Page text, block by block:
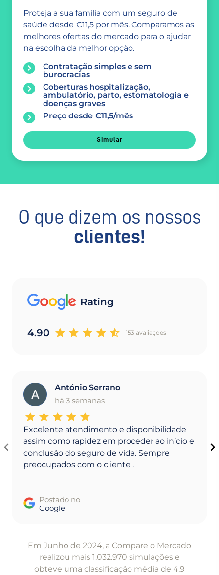
Proteja a sua familia com um seguro de
saúde desde €11,5 por mês. Comparamos as
melhores ofertas do mercado para o ajudar
na escolha da melhor opção.
Contratação simples e sem
burocracias
Coberturas hospitalização,
ambulatório, parto, estomatologia e
doenças graves
Preço desde €11,5/mês
Simular
O que dizem os nossos
clientes!
Rating
4.90 153 avaliaçoes
A
António Serrano
há 3 semanas
Excelente atendimento e disponibilidade
assim como rapidez em proceder ao início e
conclusão do seguro de vida. Sempre
preocupados com o cliente .
Postado no
Google
Em Junho de 2024, a Compare o Mercado
realizou mais 1.032.970 simulações e
obteve uma classificação média de 4,9